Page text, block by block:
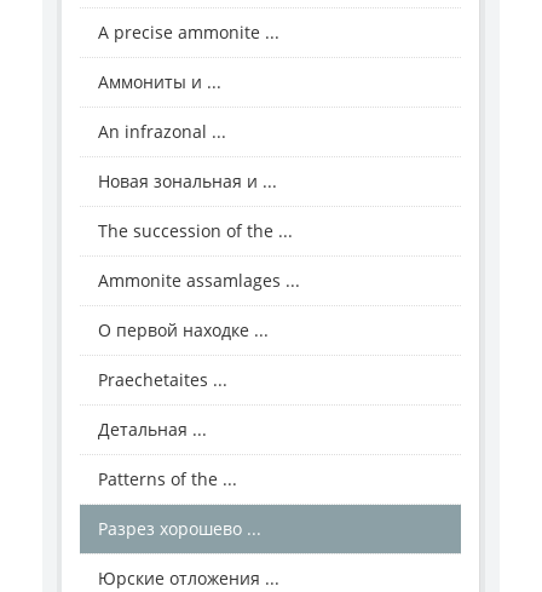
A precise ammonite ...
Аммониты и ...
An infrazonal ...
Новая зональная и ...
The succession of the ...
Ammonite assamlages ...
О первой находке ...
Praechetaites ...
Детальная ...
Patterns of the ...
Разрез хорошево ...
Юрские отложения ...